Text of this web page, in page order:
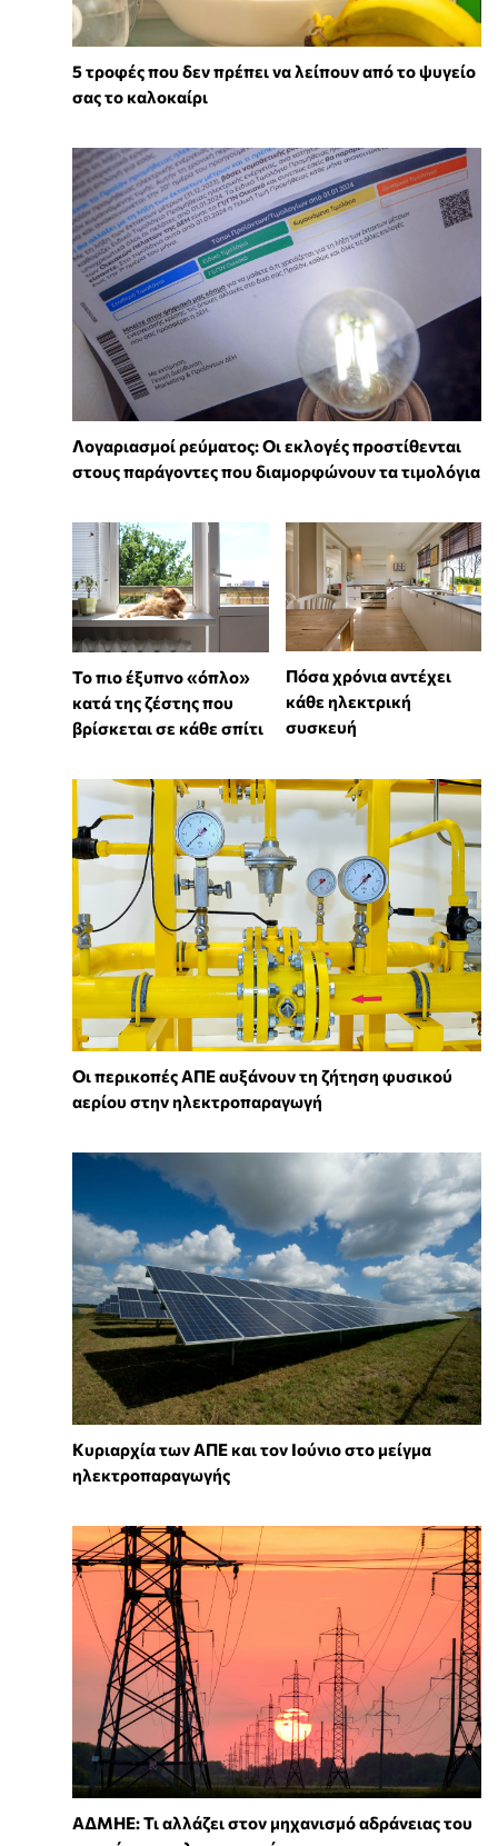
5 τροφές που δεν πρέπει να λείπουν από το ψυγείο
σας το καλοκαίρι
Λογαριασμοί ρεύματος: Οι εκλογές προστίθενται
στους παράγοντες που διαμορφώνουν τα τιμολόγια
To πιο έξυπνο «όπλο»
κατά της ζέστης που
βρίσκεται σε κάθε σπίτι
Πόσα χρόνια αντέχει
κάθε ηλεκτρική
συσκευή
Οι περικοπές ΑΠΕ αυξάνουν τη ζήτηση φυσικού
αερίου στην ηλεκτροπαραγωγή
Κυριαρχία των ΑΠΕ και τον Ιούνιο στο μείγμα
ηλεκτροπαραγωγής
ΑΔΜΗΕ: Τι αλλάζει στον μηχανισμό αδράνειας του